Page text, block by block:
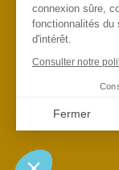
connexion sûre,
fonctionnalités du
d'intérêt.
Consulter notre
Fermer
Plateforme de